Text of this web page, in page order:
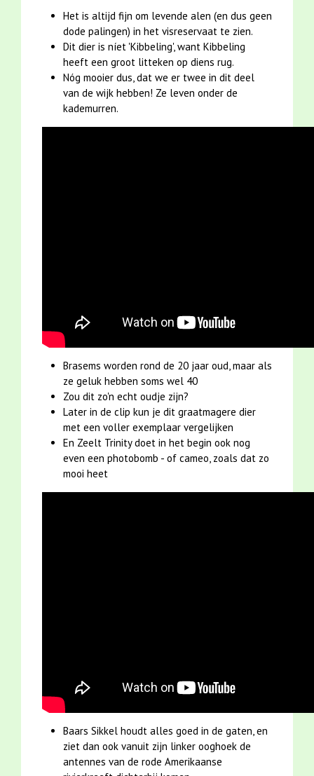
Het is altijd fijn om levende alen (en dus geen
dode palingen) in het visreservaat te zien.
Dit dier is níet 'Kibbeling', want Kibbeling
heeft een groot litteken op diens rug.
Nóg mooier dus, dat we er twee in dit deel
van de wijk hebben! Ze leven onder de
kademurren.
Brasems worden rond de 20 jaar oud, maar als
ze geluk hebben soms wel 40
Zou dit zo'n echt oudje zijn?
Later in de clip kun je dit graatmagere dier
met een voller exemplaar vergelijken
En Zeelt Trinity doet in het begin ook nog
even een photobomb - of cameo, zoals dat zo
mooi heet
Baars Sikkel houdt alles goed in de gaten, en
ziet dan ook vanuit zijn linker ooghoek de
antennes van de rode Amerikaanse